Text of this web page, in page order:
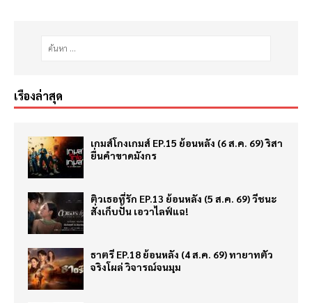
เรื่องล่าสุด
เกมส์โกงเกมส์ EP.15 ย้อนหลัง (6 ส.ค. 69) ริสา
ยื่นคำขาดมังกร
ติวเธอที่รัก EP.13 ย้อนหลัง (5 ส.ค. 69) วีชนะ
สั่งเก็บปั้น เอวาไลฟ์แฉ!
ธาตรี EP.18 ย้อนหลัง (4 ส.ค. 69) ทายาทตัว
จริงโผล่ วิจารณ์จนมุม